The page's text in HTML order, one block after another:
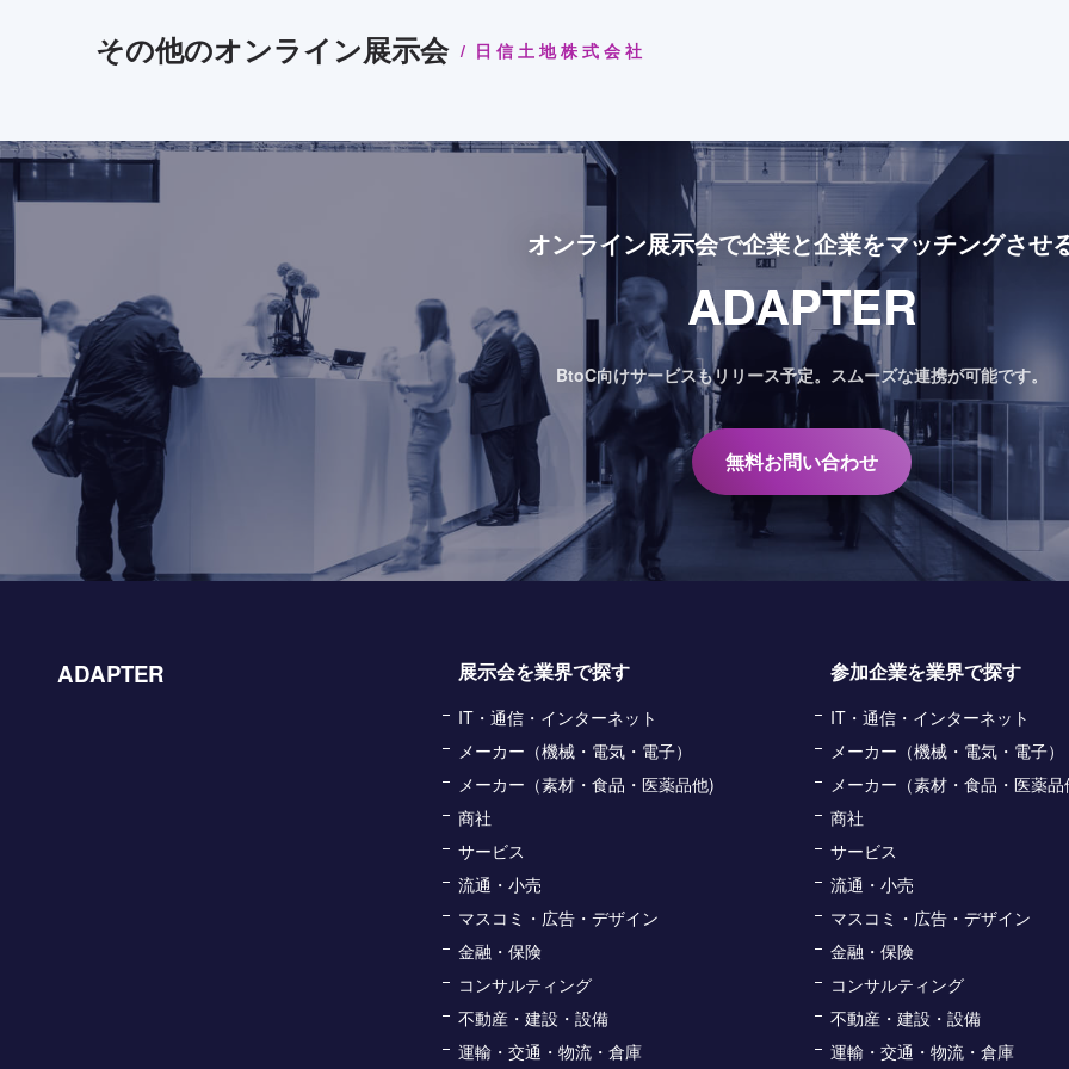
その他のオンライン展示会 日信土地株式会社
オンライン展示会で企業と企業をマッチングさせ
ADAPTER
BtoC向けサービスもリリース予定。 スムーズな連携が可能です。
無料お問い合わせ
ADAPTER 展示会を業界で探す
IT・通信・インターネット
メーカー（機械・電気・電子）
メーカー（素材・食品・医薬品他)
商社
サービス
流通・小売
マスコミ・広告・デザイン
金融・保険
コンサルティング
不動産・建設・設備
運輸・交通・物流・倉庫
参加企業を業界で探す
IT・通信・インターネット
メーカー（機械・電気・電子）
メーカー（素材・食品・医薬品
商社
サービス
流通・小売
マスコミ・広告・デザイン
金融・保険
コンサルティング
不動産・建設・設備
運輸・交通・物流・倉庫